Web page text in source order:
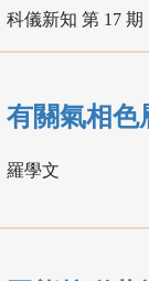
科儀新知 第 17 期
有關氣相色
羅學文